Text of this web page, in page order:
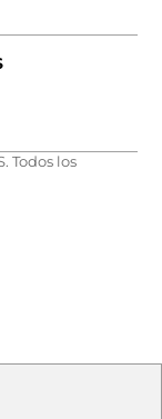
Todos los